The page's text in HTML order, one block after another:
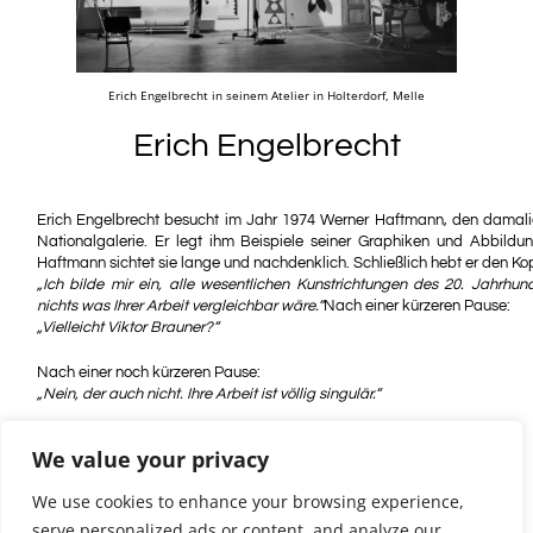
We value your privacy
We use cookies to enhance your browsing experience,
Erich Engelbrecht in seinem Atelier in Holterdorf, Melle
Erich Engelbrecht
Erich Engelbrecht besucht im Jahr 1974 Werner Haftmann, den
Nationalgalerie. Er legt ihm Beispiele seiner Graphiken und
Haftmann sichtet sie lange und nachdenklich. Schließlich hebt er den
„Ich bilde mir ein, alle wesentlichen Kunstrichtungen des 20.
nichts was Ihrer Arbeit vergleichbar wäre.“Nach einer kürzeren Pause:
„Vielleicht Viktor Brauner?“
Nach einer noch kürzeren Pause:
„Nein, der auch nicht. Ihre Arbeit ist völlig singulär.“